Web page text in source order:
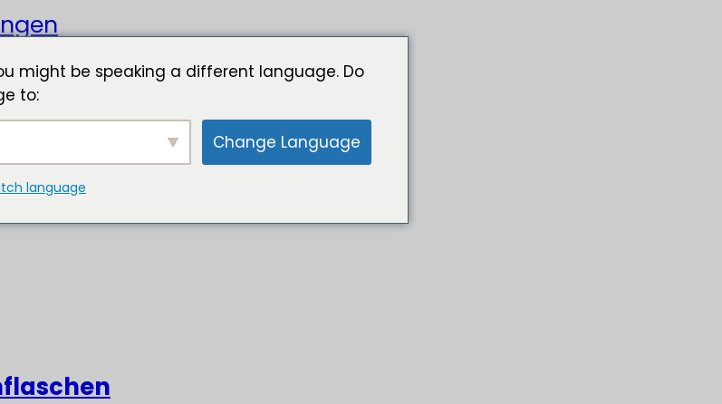
might be speaking a different language. Do
to:
Change Language
language